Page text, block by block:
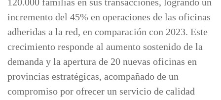
incremento del 45% en operaciones de las oficinas
adheridas a la red, en comparación con 2023. Este
crecimiento responde al aumento sostenido de la
demanda y la apertura de 20 nuevas oficinas en
provincias estratégicas, acompañado de un
compromiso por ofrecer un servicio de calidad